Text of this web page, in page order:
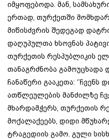
იმყოფებოდა. მან,
ერთად, თურქეთში
მიწისძვრის შედეგად
დაღუპულთა ხსოვნას
თურქეთის რესპუბლიკის
თანაგრძნობა გამოუცხადა
ჩანაწერი გააკეთა:
ათწლეულების მანძილზე
მხარდამჭერს, თურქეთის
მოქალაქეებს, დიდი
ტრაგედიის გამო. გული